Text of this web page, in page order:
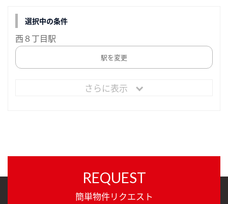
選択中の条件
西８丁目駅
駅を変更
さらに表示
REQUEST
簡単物件リクエスト